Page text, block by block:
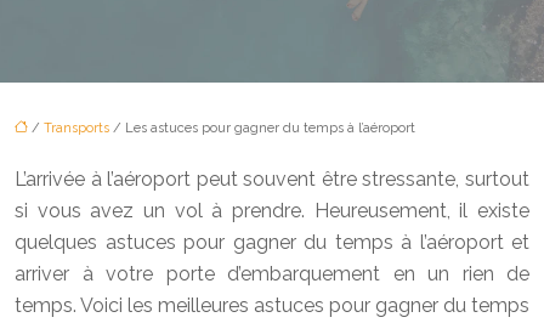
/ Transports / Les astuces pour gagner du temps à l’aéroport
L’arrivée à l’aéroport peut souvent être stressante, surtout
si vous avez un vol à prendre. Heureusement, il existe
quelques astuces pour gagner du temps à l’aéroport et
arriver à votre porte d’embarquement en un rien de
temps. Voici les meilleures astuces pour gagner du temps